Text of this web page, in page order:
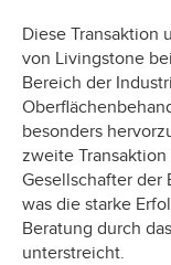
Diese Transaktion
von Livingstone
Bereich der
besonders
zweite
Gesellschafter der
was die starke
Beratung durch
unterstreicht.